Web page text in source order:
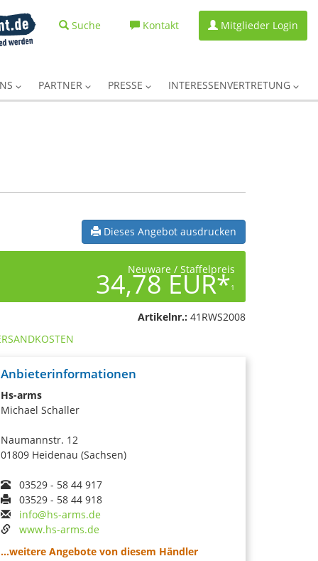
Suche Kontakt Mitglieder Login
PARTNER PRESSE INTERESSENVERTRETUNG
Dieses Angebot ausdrucken
Neuware / Staffelpreis
34,78 EUR*1
Artikelnr.: 41RWS2008
Anbieterinformationen
Hs-arms
Michael Schaller
Naumannstr. 12
01809 Heidenau (Sachsen)
03529 - 58 44 917
03529 - 58 44 918
info@hs-arms.de
www.hs-arms.de
...weitere Angebote von diesem Händler